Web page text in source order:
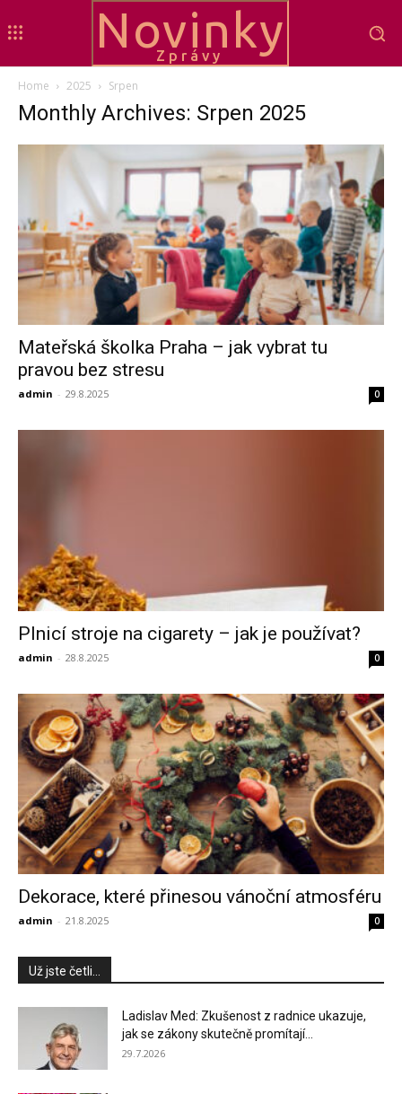
Novinky
Zprávy
Home 2025 Srpen
Monthly Archives: Srpen 2025
Mateřská školka Praha – jak vybrat tu
pravou bez stresu
admin - 29.8.2025 0
Plnicí stroje na cigarety – jak je používat?
admin - 28.8.2025 0
Dekorace, které přinesou vánoční atmosféru
admin - 21.8.2025 0
Už jste četli...
Ladislav Med: Zkušenost z radnice ukazuje,
jak se zákony skutečně promítají...
29.7.2026